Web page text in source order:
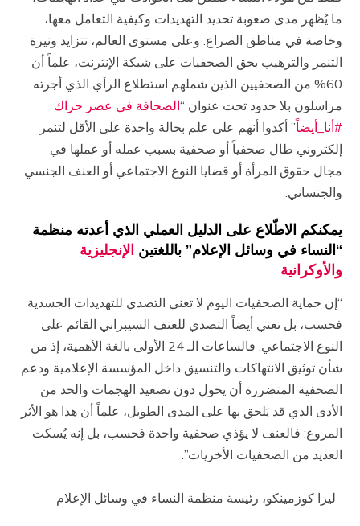
ما يُظهر مدى صعوبة تحديد التهديدات وكيفية التعامل معها،
وخاصة في مناطق الصراع. وعلى مستوى العالم، تتزايد وتيرة
التنمر والترهيب بحق الصحفيات على شبكة الإنترنت، علماً أن
60% من الصحفيين الذين شملهم استطلاع الرأي الذي أجرته
مراسلون بلا حدود تحت عنوان “الصحافة في عصر حراك
#أنا_أيضاً” أكدوا أنهم على علم بحالة واحدة على الأقل لتنمر
إلكتروني طال صحفياً أو صحفية بسبب عمله أو عملها في
مجال حقوق المرأة أو قضايا النوع الاجتماعي أو العنف الجنسي
والجنساني.
يمكنكم الاطّلاع على الدليل العملي الذي أعدته منظمة
“النساء في وسائل الإعلام” باللغتين الإنجليزية
والأوكرانية
“إن حماية الصحفيات اليوم لا تعني التصدي للتهديدات الجسدية
فحسب، بل تعني أيضاً التصدي للعنف السيبراني القائم على
النوع الاجتماعي. فالساعات الـ 24 الأولى بالغة الأهمية، إذ من
شأن توثيق الانتهاكات والتنسيق داخل المؤسسة الإعلامية ودعم
الصحفية المتضررة أن يحول دون تصعيد الهجمات والحد من
الأذى الذي قد يَلحق بها على المدى الطويل، علماً أن هذا هو الأثر
المروع: فالعنف لا يؤذي صحفية واحدة فحسب، بل إنه يُسكت
العديد من الصحفيات الأخريات”.
ليزا كوزمينكو، رئيسة منظمة النساء في وسائل الإعلام